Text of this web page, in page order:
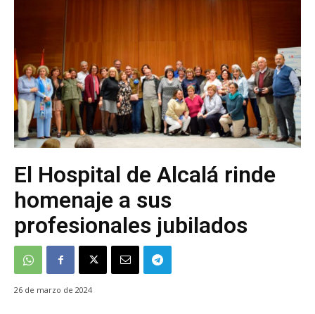
El Hospital de Alcalá rinde
homenaje a sus
profesionales jubilados
26 de marzo de 2024